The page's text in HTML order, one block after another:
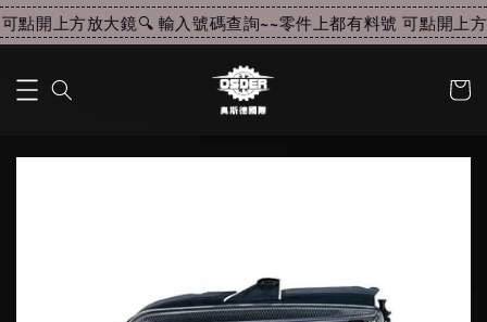
點開上方放大鏡🔍 輸入號碼查詢~~零件上都有料號 可點開上